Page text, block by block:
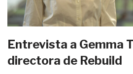
Entrevista a Gemma
directora de Rebuild